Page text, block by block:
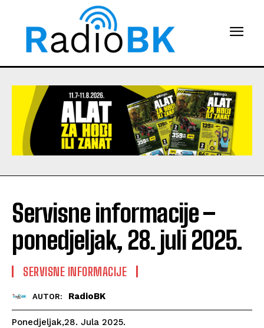
Servisne informacije –
ponedjeljak, 28. juli 2025.
SERVISNE INFORMACIJE
AUTOR: RadioBK
Ponedjeljak,28. Jula 2025.